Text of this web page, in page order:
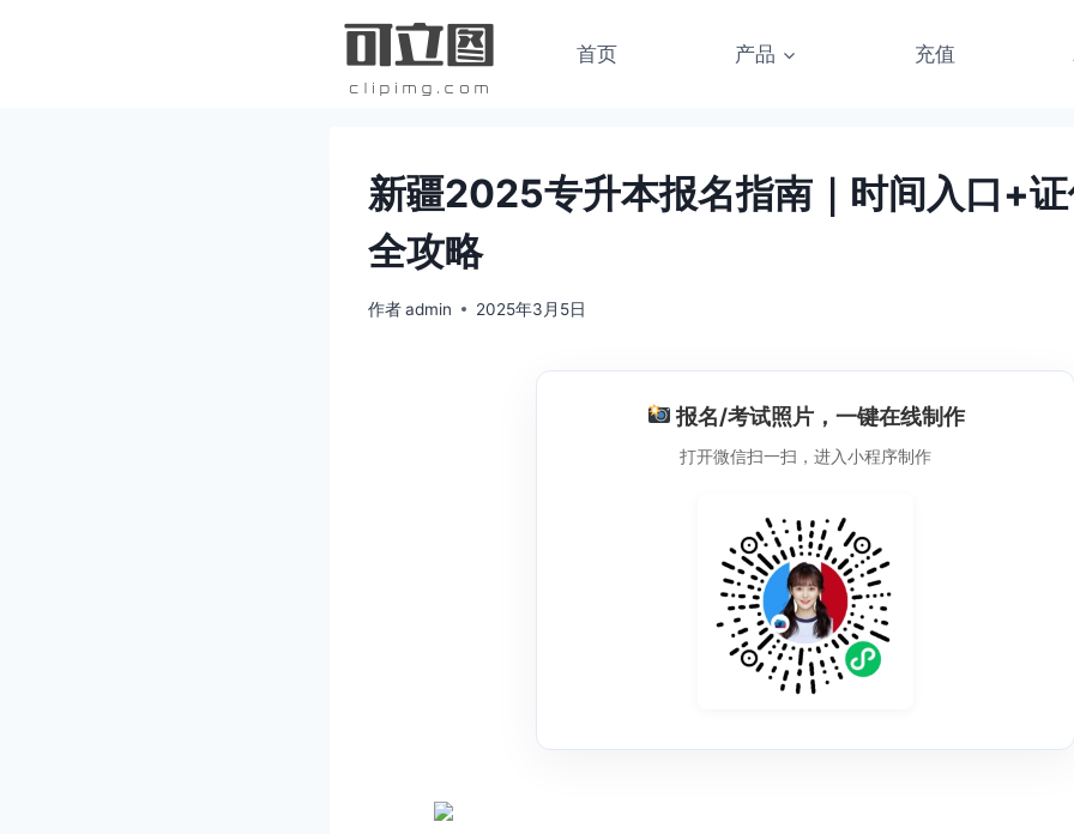
首页 产品 充值
新疆2025专升本报名指南｜时间入口+
全攻略
作者admin 2025年3月5日
报名/考试照片，一键在线制作
打开微信扫一扫，进入小程序制作